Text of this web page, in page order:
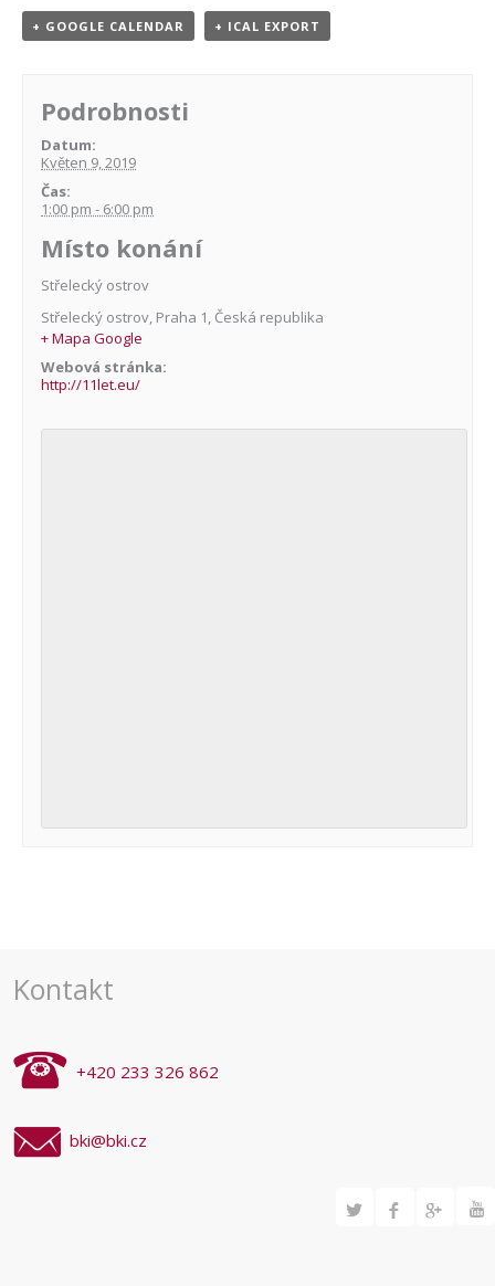
+ GOOGLE CALENDAR + ICAL EXPORT
Podrobnosti
Datum:
Květen 9, 2019
Čas:
1:00 pm - 6:00 pm
Místo konání
Střelecký ostrov
Střelecký ostrov, Praha 1, Česká republika
+ Mapa Google
Webová stránka:
http://11let.eu/
Kontakt
+420 233 326 862
bki@bki.cz